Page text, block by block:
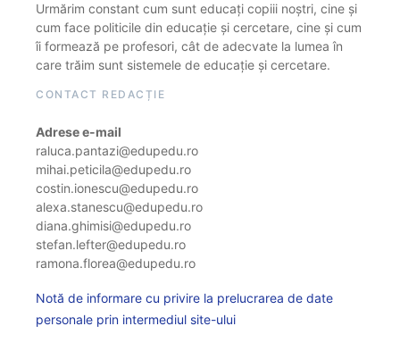
Urmărim constant cum sunt educați copiii noștri, cine și
cum face politicile din educație și cercetare, cine și cum
îi formează pe profesori, cât de adecvate la lumea în
care trăim sunt sistemele de educație și cercetare.
CONTACT REDACȚIE
Adrese e-mail
raluca.pantazi@edupedu.ro
mihai.peticila@edupedu.ro
costin.ionescu@edupedu.ro
alexa.stanescu@edupedu.ro
diana.ghimisi@edupedu.ro
stefan.lefter@edupedu.ro
ramona.florea@edupedu.ro
Notă de informare cu privire la prelucrarea de date
personale prin intermediul site-ului